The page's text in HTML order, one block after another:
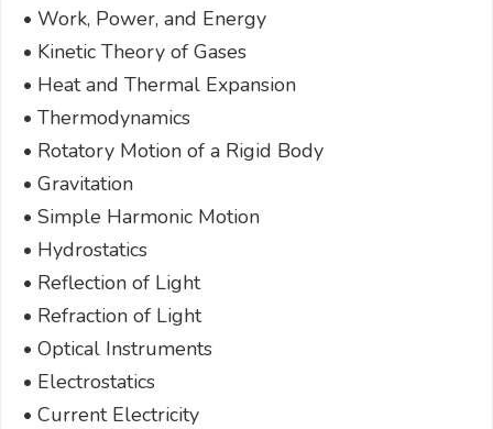
• Work, Power, and Energy
• Kinetic Theory of Gases
• Heat and Thermal Expansion
• Thermodynamics
• Rotatory Motion of a Rigid Body
• Gravitation
• Simple Harmonic Motion
• Hydrostatics
• Reflection of Light
• Refraction of Light
• Optical Instruments
• Electrostatics
• Current Electricity